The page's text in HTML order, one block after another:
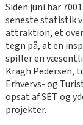
Siden juni har
seneste statistik
attraktion, et
tegn på, at en
spiller en
Kragh Pedersen,
Erhvervs- og
opsat af SET og
projekter.